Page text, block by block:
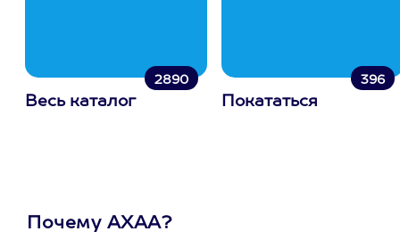
2890
Весь каталог
396
Покататься
Почему АХАА?